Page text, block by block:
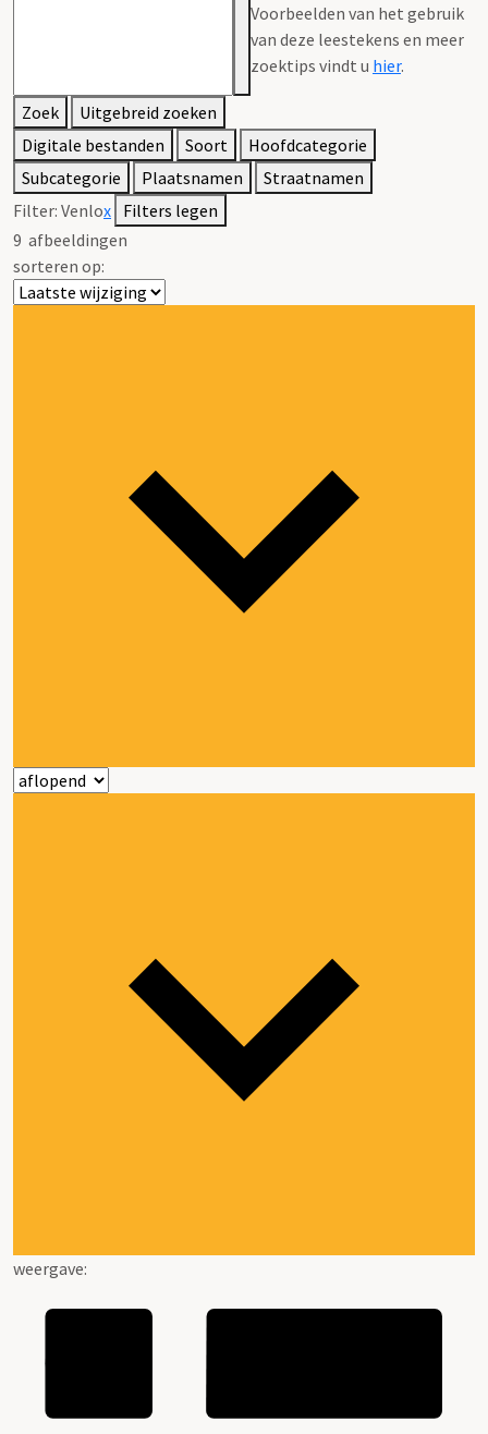
Voorbeelden van het gebruik
van deze leestekens en meer
zoektips vindt u hier.
Zoek
Uitgebreid zoeken
Digitale bestanden
Soort
Hoofdcategorie
Subcategorie
Plaatsnamen
Straatnamen
Filter: Venlox Filters legen
9 afbeeldingen
sorteren op:
weergave: